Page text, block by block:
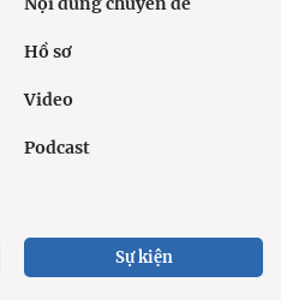
Hồ sơ
Video
Podcast
Sự kiện